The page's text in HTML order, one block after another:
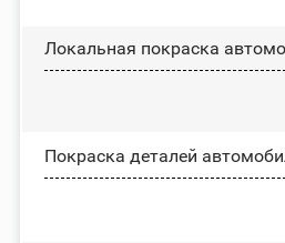
Локальная покраска
Покраска деталей